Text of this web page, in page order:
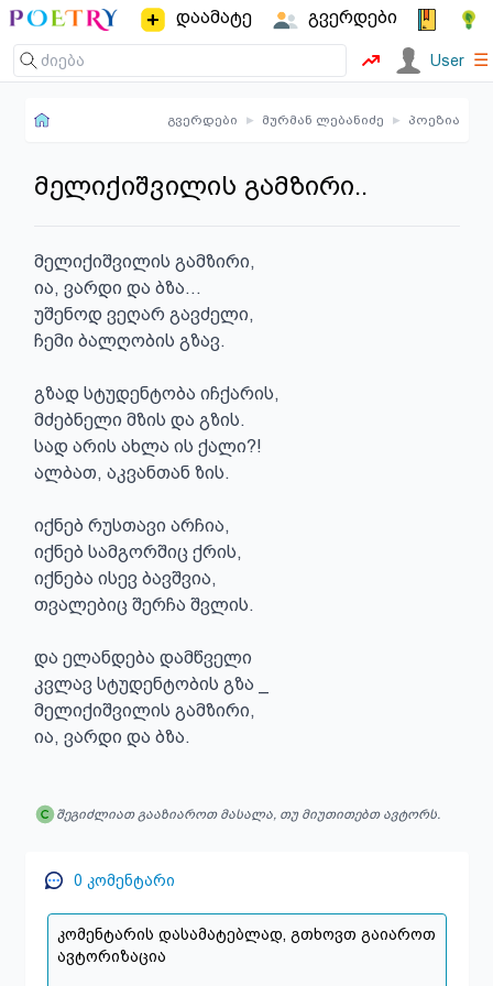
დაამატე გვერდები
User ☰
გვერდები ▸ მურმან ლებანიძე ▸ პოეზია
მელიქიშვილის გამზირი..
მელიქიშვილის გამზირი,
ია, ვარდი და ბზა...
უშენოდ ვეღარ გავძელი,
ჩემი ბალღობის გზავ.
გზად სტუდენტობა იჩქარის,
მძებნელი მზის და გზის.
სად არის ახლა ის ქალი?!
ალბათ, აკვანთან ზის.
იქნებ რუსთავი არჩია,
იქნებ სამგორშიც ქრის,
იქნება ისევ ბავშვია,
თვალებიც შერჩა შვლის.
და ელანდება დამწველი
კვლავ სტუდენტობის გზა _
მელიქიშვილის გამზირი,
ია, ვარდი და ბზა.
შეგიძლიათ გააზიაროთ მასალა, თუ მიუთითებთ ავტორს.
0 კომენტარი